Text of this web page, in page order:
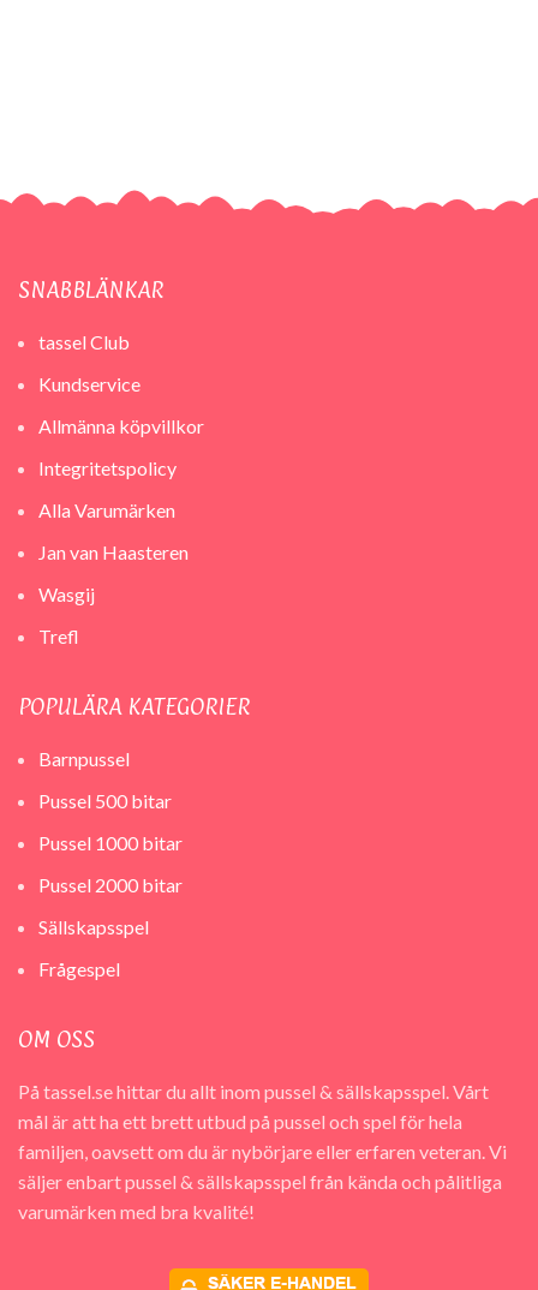
SNABBLÄNKAR
tassel Club
Kundservice
Allmänna köpvillkor
Integritetspolicy
Alla Varumärken
Jan van Haasteren
Wasgij
Trefl
POPULÄRA KATEGORIER
Barnpussel
Pussel 500 bitar
Pussel 1000 bitar
Pussel 2000 bitar
Sällskapsspel
Frågespel
OM OSS
På tassel.se hittar du allt inom pussel & sällskapsspel. Vårt
mål är att ha ett brett utbud på pussel och spel för hela
familjen, oavsett om du är nybörjare eller erfaren veteran. Vi
säljer enbart pussel & sällskapsspel från kända och pålitliga
varumärken med bra kvalité!